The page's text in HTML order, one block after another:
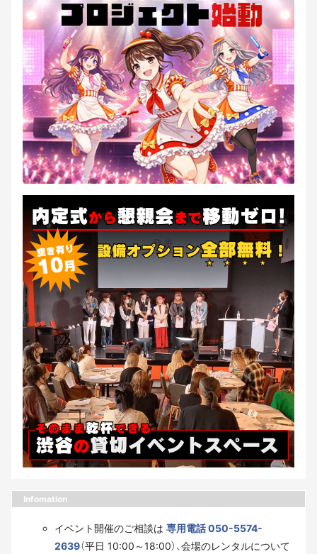
Infomation
イベント開催のご相談は 専用電話 050-5574-
2639（平日 10:00～18:00）、会場のレンタルについて